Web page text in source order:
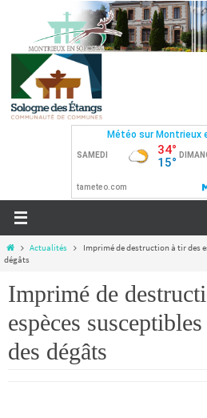
Actualités
Imprimé de destruction à tir des
dégâts
Imprimé de
espèces
des dégâts